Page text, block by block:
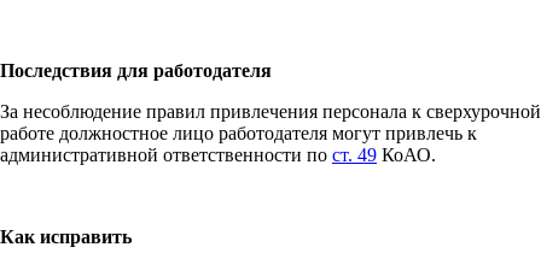
Последствия для работодателя
За несоблюдение правил привлечения персонала к сверхурочной
работе должностное лицо работодателя могут привлечь к
административной ответственности по ст. 49 КоАО.
Как исправить